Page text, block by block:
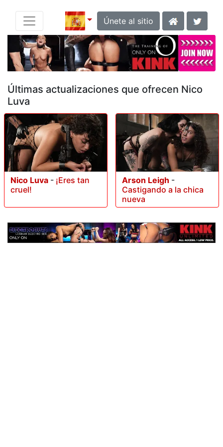
Únete al sitio
Últimas actualizaciones que ofrecen Nico
Luva
Nico Luva - ¡Eres tan
cruel!
Arson Leigh -
Castigando a la chica
nueva